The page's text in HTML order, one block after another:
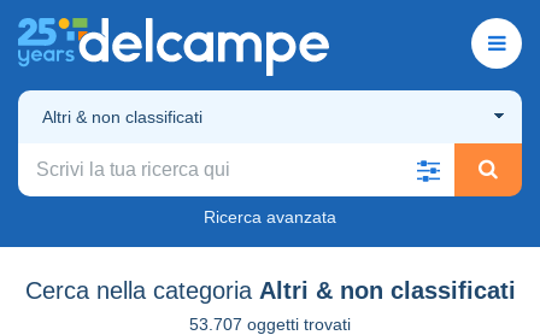
Altri & non classificati
Ricerca avanzata
Cerca nella categoria Altri & non classificati
53.707 oggetti trovati